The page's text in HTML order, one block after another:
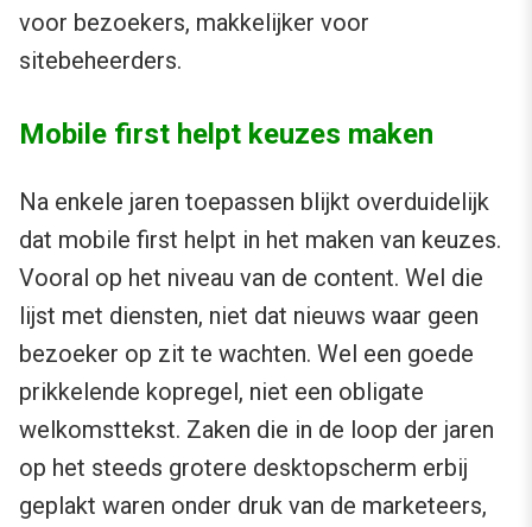
voor bezoekers, makkelijker voor
sitebeheerders.
Mobile first helpt keuzes maken
Na enkele jaren toepassen blijkt overduidelijk
dat mobile first helpt in het maken van keuzes.
Vooral op het niveau van de content. Wel die
lijst met diensten, niet dat nieuws waar geen
bezoeker op zit te wachten. Wel een goede
prikkelende kopregel, niet een obligate
welkomsttekst. Zaken die in de loop der jaren
op het steeds grotere desktopscherm erbij
geplakt waren onder druk van de marketeers,